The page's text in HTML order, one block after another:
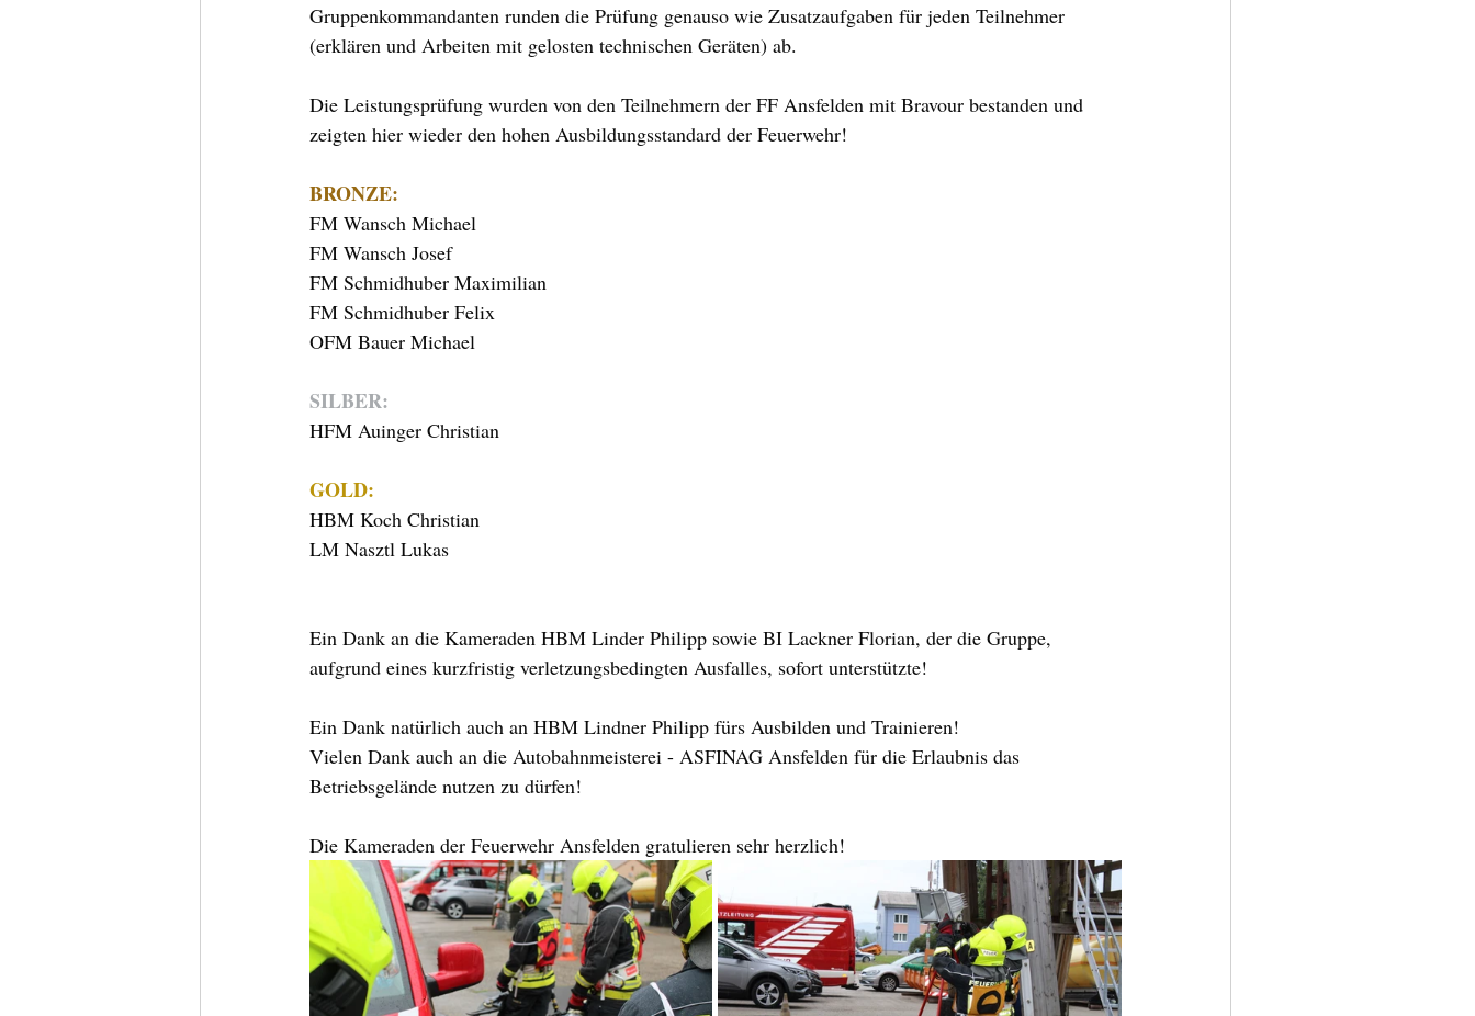
Gruppenkommandanten runden die Prüfung genauso wie Zusatzaufgaben für jeden Teilnehmer
(erklären und Arbeiten mit gelosten technischen Geräten) ab.
Die Leistungsprüfung wurden von den Teilnehmern der FF Ansfelden mit Bravour bestanden und
zeigten hier wieder den hohen Ausbildungsstandard der Feuerwehr!
BRONZE:
FM Wansch Michael
FM Wansch Josef
FM Schmidhuber Maximilian
FM Schmidhuber Felix
OFM Bauer Michael
SILBER:
HFM Auinger Christian
GOLD:
HBM Koch Christian
LM Nasztl Lukas
Ein Dank an die Kameraden HBM Linder Philipp sowie BI Lackner Florian, der die Gruppe,
aufgrund eines kurzfristig verletzungsbedingten Ausfalles, sofort unterstützte!
Ein Dank natürlich auch an HBM Lindner Philipp fürs Ausbilden und Trainieren!
Vielen Dank auch an die Autobahnmeisterei - ASFINAG Ansfelden für die Erlaubnis das
Betriebsgelände nutzen zu dürfen!
Die Kameraden der Feuerwehr Ansfelden gratulieren sehr herzlich!